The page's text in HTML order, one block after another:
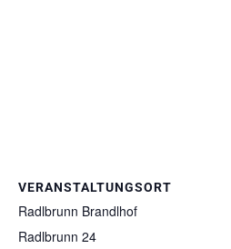
VERANSTALTUNGSORT
Radlbrunn Brandlhof
Radlbrunn 24